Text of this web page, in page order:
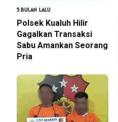
5 BULAN LALU
Polsek Kualuh Hilir
Gagalkan Transaksi
Sabu Amankan Seorang
Pria